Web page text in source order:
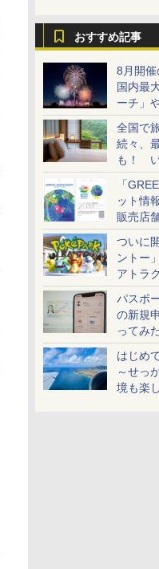
おすすめ記事
8月開催
国内最
ーチ」
ど大型
全国で
続々、
も！ い
め
「
ット情
販売店
ケット
ついに
ントー
アトラ
配・来
パスポ
の新規
ってみ
ホとマ
はじめ
～せっ
境も楽